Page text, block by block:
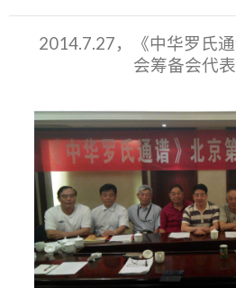
2014.7.27，《中华罗氏
会筹备会代